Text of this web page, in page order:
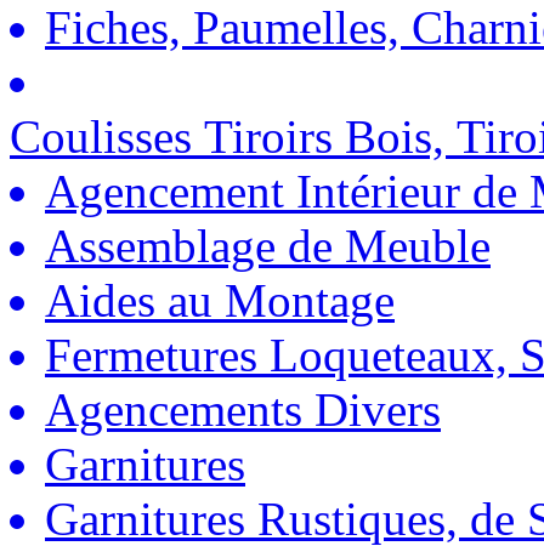
Fiches, Paumelles,
Coulisses Tiroirs Bois,
Agencement Intérieur de
Assemblage de Meuble
Aides au Montage
Fermetures Loqueteaux,
Agencements Divers
Garnitures
Garnitures Rustiques, de